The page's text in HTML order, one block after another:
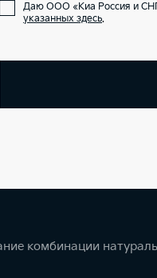
Даю ООО «Киа Россия и
указанных здесь.
комбинации